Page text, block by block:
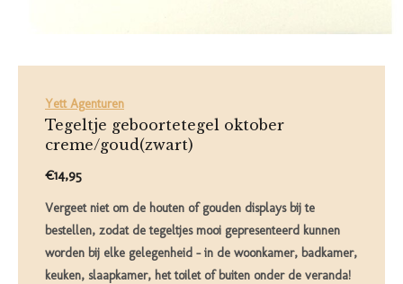
Yett Agenturen
Tegeltje geboortetegel oktober
creme/goud(zwart)
€14,95
Vergeet niet om de houten of gouden displays bij te
bestellen, zodat de tegeltjes mooi gepresenteerd kunnen
worden bij elke gelegenheid – in de woonkamer, badkamer,
keuken, slaapkamer, het toilet of buiten onder de veranda!